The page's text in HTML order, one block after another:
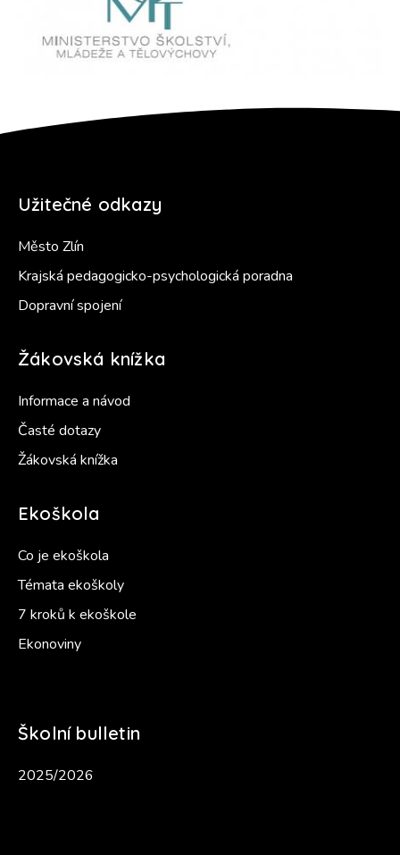
Užitečné odkazy
Město Zlín
Krajská pedagogicko-psychologická poradna
Dopravní spojení
Žákovská knížka
Informace a návod
Časté dotazy
Žákovská knížka
Ekoškola
Co je ekoškola
Témata ekoškoly
7 kroků k ekoškole
Ekonoviny
Školní bulletin
2025/2026